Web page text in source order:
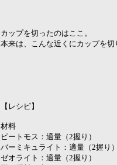
カップを切ったのはここ。
本来は、こんな近くにカップを
【レシピ】
材料
ピートモス：適量（2握り）
バーミキュライト：適量（2握り）
ゼオライト：適量（2握り）